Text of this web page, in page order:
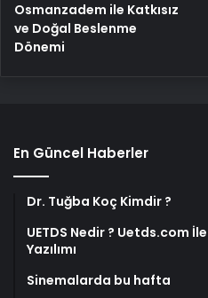
Osmanzadem ile Katkısız
ve Doğal Beslenme
Dönemi
En Güncel Haberler
Dr. Tuğba Koç Kimdir ?
UETDS Nedir ? Uetds.com
Yazılımı
Sinemalarda bu hafta